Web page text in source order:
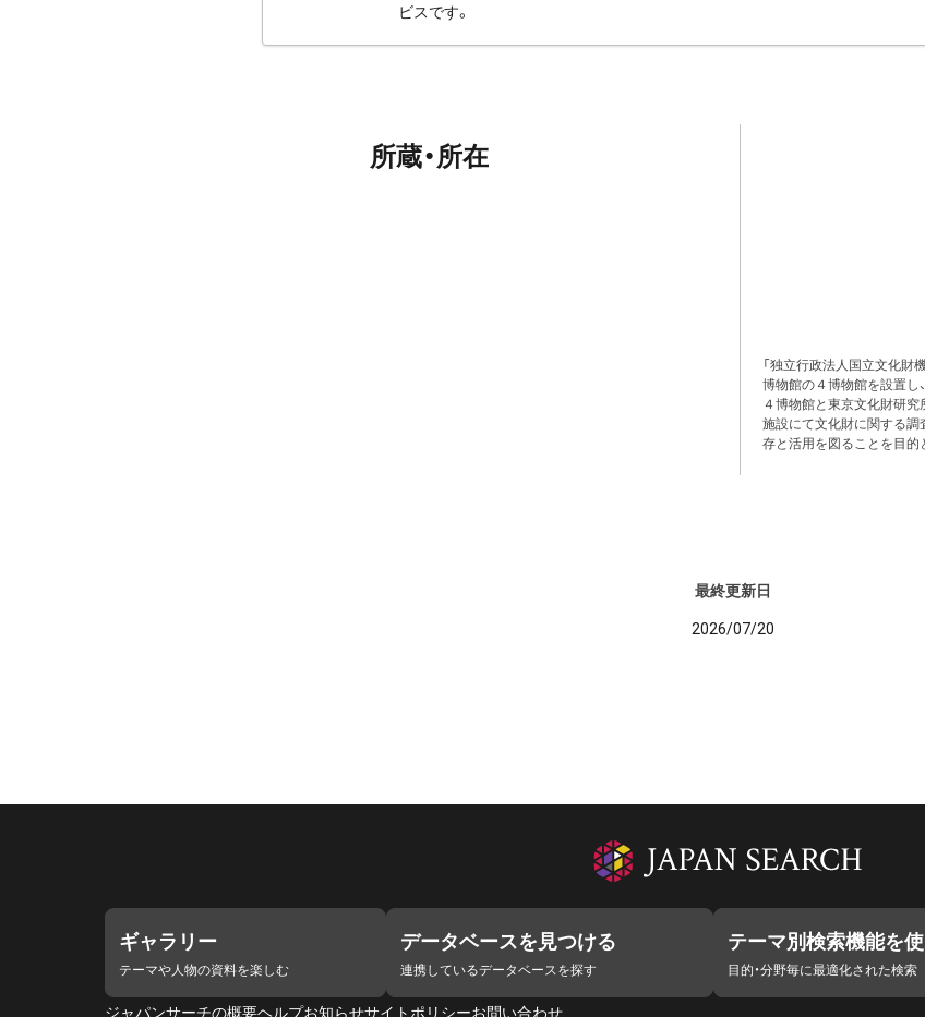
ビスです。
所蔵・所在
「独立行政法人国立文化財
博物館の４博物館を設置し
４博物館と東京文化財研究
施設にて文化財に関する調
存と活用を図ることを目的
最終更新日
2026/07/20
ギャラリー
テーマや人物の資料を楽しむ
データベースを見つける
連携しているデータベースを探す
テーマ別検索機能を使
目的・分野毎に最適化された検索
ジャパンサーチの概要ヘルプお知らせサイトポリシーお問い合わせ